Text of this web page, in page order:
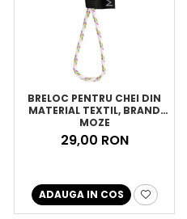
BRELOC PENTRU CHEI DIN
MATERIAL TEXTIL, BRAND
MOZE
29,00 RON
ADAUGA IN COS